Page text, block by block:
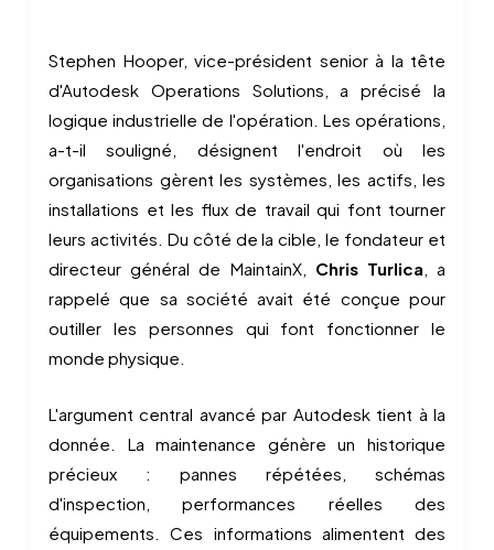
Stephen Hooper, vice-président senior à la tête
d'Autodesk Operations Solutions, a précisé la
logique industrielle de l'opération. Les opérations,
a-t-il souligné, désignent l'endroit où les
organisations gèrent les systèmes, les actifs, les
installations et les flux de travail qui font tourner
leurs activités. Du côté de la cible, le fondateur et
directeur général de MaintainX, Chris Turlica, a
rappelé que sa société avait été conçue pour
outiller les personnes qui font fonctionner le
monde physique.
L'argument central avancé par Autodesk tient à la
donnée. La maintenance génère un historique
précieux : pannes répétées, schémas
d'inspection, performances réelles des
équipements. Ces informations alimentent des